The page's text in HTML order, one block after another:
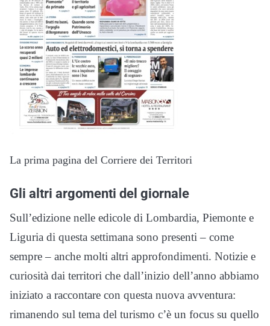
La prima pagina del Corriere dei Territori
Gli altri argomenti del giornale
Sull’edizione nelle edicole di Lombardia, Piemonte e
Liguria di questa settimana sono presenti – come
sempre – anche molti altri approfondimenti. Notizie e
curiosità dai territori che dall’inizio dell’anno abbiamo
iniziato a raccontare con questa nuova avventura:
rimanendo sul tema del turismo c’è un focus su quello